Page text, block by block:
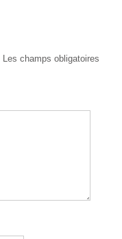
Les champs obligatoires